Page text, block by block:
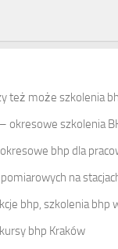
też może szkolenia
okresowe szkolenia
bhp dla
na
bhp, szkolenia bhp
bhp Kraków